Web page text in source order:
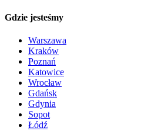
Gdzie jesteśmy
Warszawa
Kraków
Poznań
Katowice
Wrocław
Gdańsk
Gdynia
Sopot
Łódź